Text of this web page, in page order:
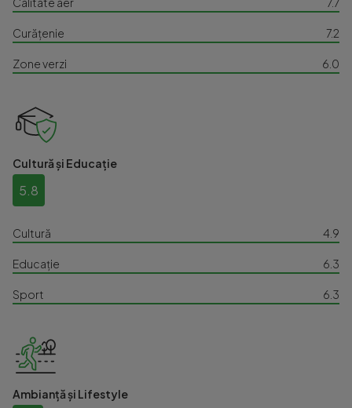
Curățenie 7.2
Zone verzi 6.0
Cultură și Educație
5.8
Cultură 4.9
Educație 6.3
Sport 6.3
Ambianță și Lifestyle